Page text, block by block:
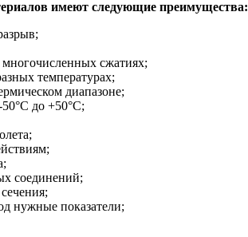
имеют следующие преимущества:
многочисленных сжатиях;
температурах;
диапазоне;
до +50°С;
соединений;
нужные показатели;